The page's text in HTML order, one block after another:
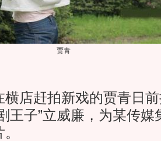
贾青
赶拍新戏的贾青日前
王子”立威廉，为某传